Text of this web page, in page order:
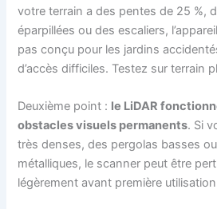
votre terrain a des pentes de 25 %,
éparpillées ou des escaliers,
pas conçu pour les jardins
d’accès difficiles. Testez sur terrain
Deuxième point : le LiDAR
obstacles visuels permanents. Si
très denses, des pergolas basses
métalliques, le scanner peut être
légèrement avant première